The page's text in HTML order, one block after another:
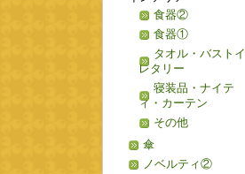
食器②
食器①
タオル・バストイ
レタリー
寝装品・ナイテ
ィ・カーテン
その他
傘
ノベルティ②